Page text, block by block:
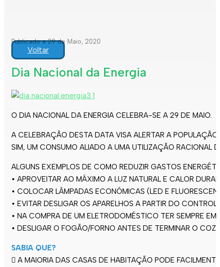
Publicado a 29 de Maio, 2020
Voltar
Dia Nacional da Energia
O DIA NACIONAL DA ENERGIA CELEBRA-SE A 29 DE MAIO.
A CELEBRAÇÃO DESTA DATA VISA ALERTAR A
SIM, UM CONSUMO ALIADO A UMA UTILIZAÇÃO RACIONAL
ALGUNS EXEMPLOS DE COMO REDUZIR GASTOS
• APROVEITAR AO MÁXIMO A LUZ NATURAL E CALOR
• COLOCAR LÂMPADAS ECONÓMICAS (LED E
• EVITAR DESLIGAR OS APARELHOS A PARTIR DO
• NA COMPRA DE UM ELETRODOMÉSTICO TER SEMPRE
• DESLIGAR O FOGÃO/FORNO ANTES DE TERMINAR O
SABIA QUE?
 A MAIORIA DAS CASAS DE HABITAÇÃO PODE